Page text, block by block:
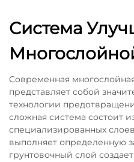
Система
Современная
представляет собой
технологии
сложная система состоит
специализированных
выполняет определенную
грунтовочный слой